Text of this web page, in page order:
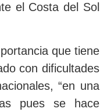
el Costa del Sol
que tiene
con dificultades
“en una
pues se hace